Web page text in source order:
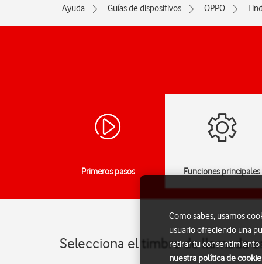
Ayuda Guías de dispositivos OPPO
Primeros pasos Funciones principales
Selecciona el timbre de llamada
Como sabes, usamos
usuario ofreciendo una
retirar tu consentimiento
nuestra política de